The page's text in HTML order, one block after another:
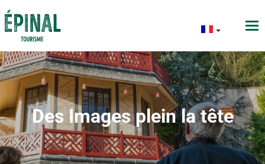
Des Images plein la tête